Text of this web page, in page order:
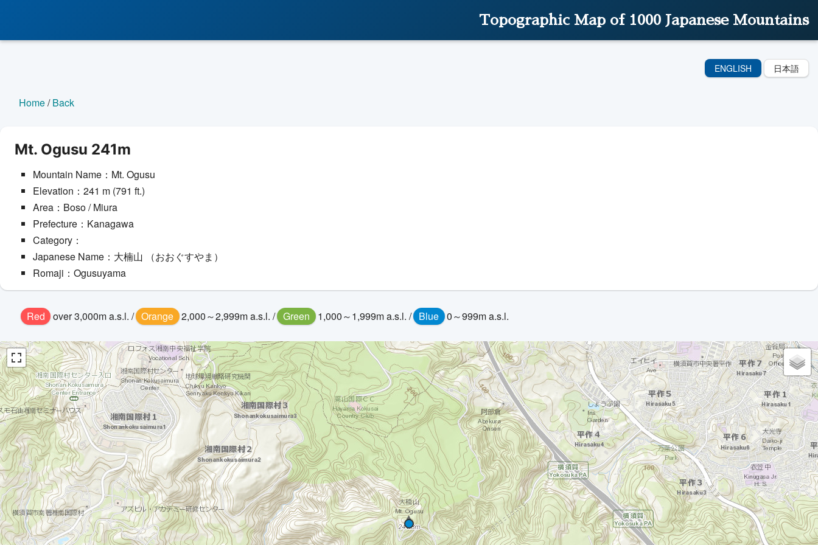
Topographic Map of 1000 Japanese Mountains
ENGLISH 日本語
Home/Back
Mt. Ogusu 241m
Mountain Name：Mt. Ogusu
Elevation：241 m (791 ft.)
Area：Boso / Miura
Prefecture：Kanagawa
Category：
Japanese Name：大楠山 （おおぐすやま）
Romaji：Ogusuyama
Red over 3,000m a.s.l. / Orange 2,000～2,999m a.s.l. / Green 1,000～1,999m a.s.l. / Blue 0～999m a.s.l.